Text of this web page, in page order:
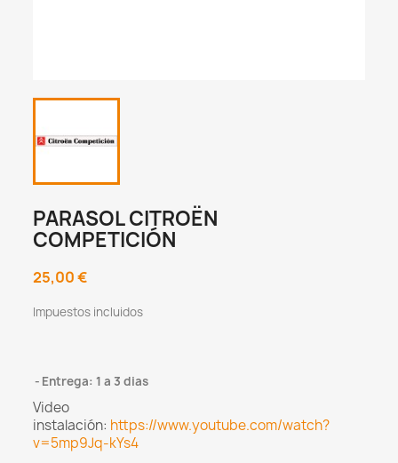
PARASOL CITROËN
COMPETICIÓN
25,00 €
Impuestos incluidos
Entrega: 1 a 3 dias
Video
instalación: https://www.youtube.com/watch?
v=5mp9Jq-kYs4